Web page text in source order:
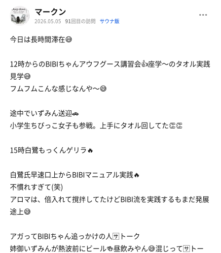
マークン
2026.05.05 91回目の訪問 サウナ飯
今日は長時間滞在😅
12時からのBIBIちゃんアウフグース講習会👍座学〜のタオル実践
見学😅
フムフムこんな感じなんや〜😅
途中でいずみん送迎🚗
小学生ちびっこ女子も参戦。上手にタオル回してた👏👏
15時白鷺もっくんゲリラ🔥
白鷺氏早速口上からBIBIマニュアル実践🔥
不慣れすぎて(笑)
アロマは、倍入れて撹拌してたけどBIBI流を実践するもまだ発展
途上😅
アガってBIBIちゃん追っかけの人🈂️トーク
姉御いずみんが熱波前にビール🍻昼飲みやん😅混じって🈂️トー